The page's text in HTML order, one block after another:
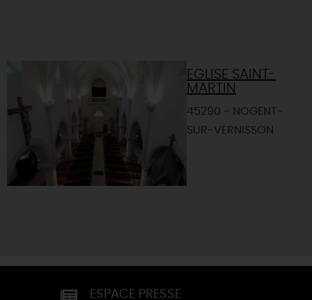
EGLISE SAINT-
MARTIN
45290 - NOGENT-
SUR-VERNISSON
ESPACE PRESSE